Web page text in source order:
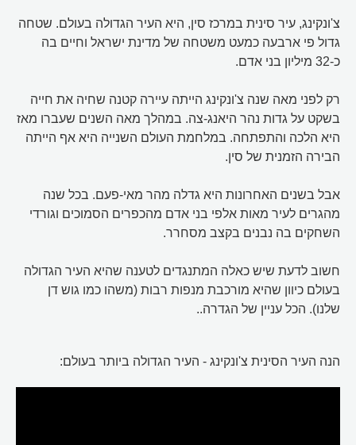
צ'ונקינג, עיר סינית במרכז סין, היא העיר הגדולה בעולם. שטחה
גדול פי ארבעה כמעט משטחה של מדינת ישראל וחיים בה
כ-32 מיליון בני אדם.
רק לפני מאה שנה צ'ונקינג הייתה עיירה קטנה שחיה את חייה
בשקט על גדות נהר היאנג-צה. במהלך מאה השנים שעברו מאז
היא הלכה והתפתחה. במלחמת העולם השנייה היא אף הייתה
הבירה הזמנית של סין.
אבל בשנים האחרונות היא גדלה מהר מאי-פעם. בכל שנה
מהגרים לעיר מאות אלפי בני אדם מהכפרים הסמוכים וגורדי
השחקים בה נבנים בקצב מסחרר.
חשוב לדעת שיש כאלה המתנגדים לטענה שהיא העיר הגדולה
בעולם כיוון שהיא מורכבת מנפות רבות (משהו כמו גוש דן
שלנו). הכל עניין של הגדרה..
הנה העיר הסינית צ'ונקינג - העיר הגדולה ביותר בעולם: